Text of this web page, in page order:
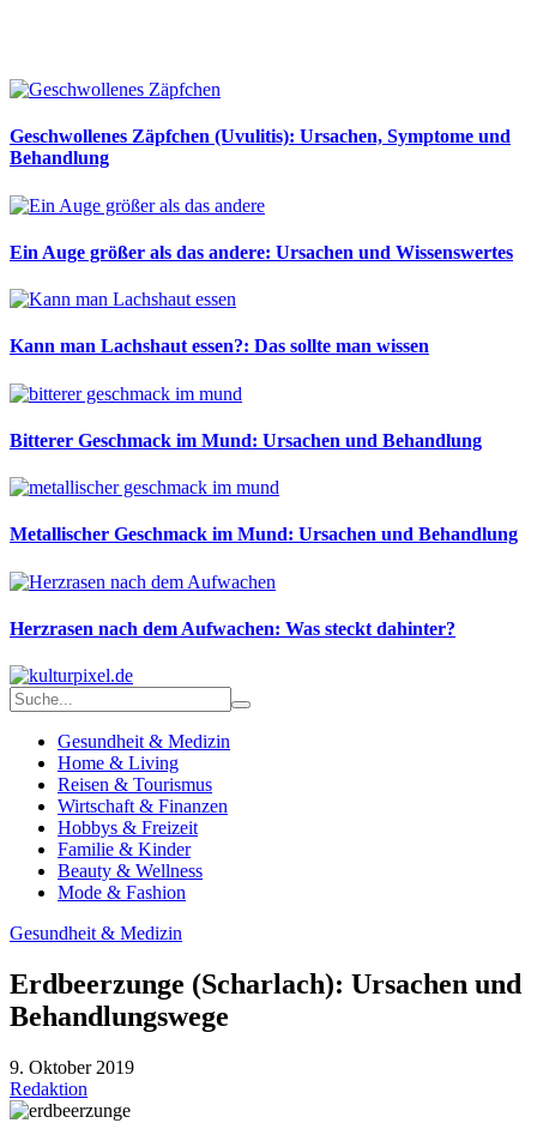
Geschwollenes Zäpfchen (Uvulitis): Ursachen, Symptome und
Behandlung
Ein Auge größer als das andere: Ursachen und Wissenswertes
Kann man Lachshaut essen?: Das sollte man wissen
Bitterer Geschmack im Mund: Ursachen und Behandlung
Metallischer Geschmack im Mund: Ursachen und Behandlung
Herzrasen nach dem Aufwachen: Was steckt dahinter?
Gesundheit & Medizin
Home & Living
Reisen & Tourismus
Wirtschaft & Finanzen
Hobbys & Freizeit
Familie & Kinder
Beauty & Wellness
Mode & Fashion
Gesundheit & Medizin
Erdbeerzunge (Scharlach): Ursachen und
Behandlungswege
9. Oktober 2019
Redaktion